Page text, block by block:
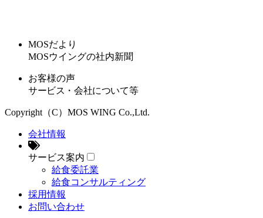
MOSだより
MOSウイングの社内新聞
お客様の声
サービス・会社について等
Copyright（C）MOS WING Co.,Ltd.
会社情報
サービス案内
給食委託業
給食コンサルティング
採用情報
お問い合わせ